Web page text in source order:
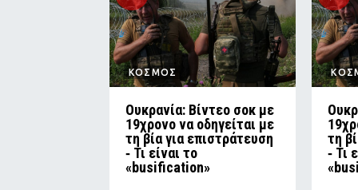
ΚΟΣΜΟΣ
Ουκρανία: Βίντεο σοκ με
19χρονο να οδηγείται με
τη βία για επιστράτευση
‑ Τι είναι το
«busification»
τη
‑ Τι